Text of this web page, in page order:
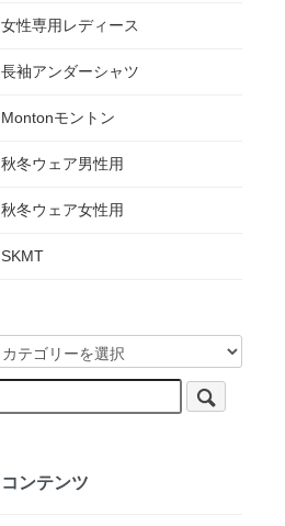
女性専用レディース
長袖アンダーシャツ
Montonモントン
秋冬ウェア男性用
秋冬ウェア女性用
SKMT
コンテンツ